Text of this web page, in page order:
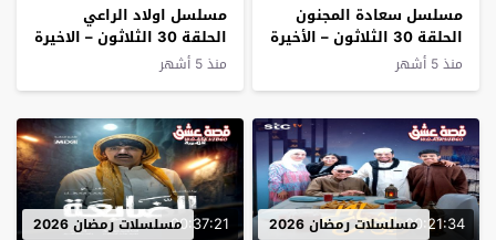
مسلسل سعادة المجنون
الحلقة 30 الثلاثون – الأخيرة
منذ 5 أشهر
مسلسل اولاد الراعي
الحلقة 30 الثلاثون – الاخيرة
منذ 5 أشهر
00:21:34مسلسلات رمضان 2026 00:37:21مسلسلات رمضان 2026